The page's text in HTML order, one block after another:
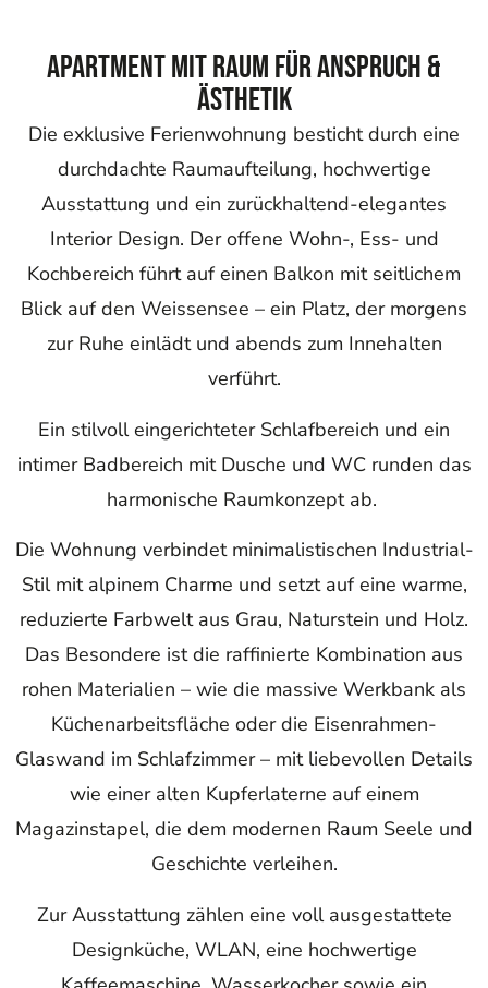
Apartment mit Raum für Anspruch &
Ästhetik
Die exklusive Ferienwohnung besticht durch eine
durchdachte Raumaufteilung, hochwertige
Ausstattung und ein zurückhaltend-elegantes
Interior Design. Der offene Wohn-, Ess- und
Kochbereich führt auf einen Balkon mit seitlichem
Blick auf den Weissensee – ein Platz, der morgens
zur Ruhe einlädt und abends zum Innehalten
verführt.
Ein stilvoll eingerichteter Schlafbereich und ein
intimer Badbereich mit Dusche und WC runden das
harmonische Raumkonzept ab.
Die Wohnung verbindet minimalistischen Industrial-
Stil mit alpinem Charme und setzt auf eine warme,
reduzierte Farbwelt aus Grau, Naturstein und Holz.
Das Besondere ist die raffinierte Kombination aus
rohen Materialien – wie die massive Werkbank als
Küchenarbeitsfläche oder die Eisenrahmen-
Glaswand im Schlafzimmer – mit liebevollen Details
wie einer alten Kupferlaterne auf einem
Magazinstapel, die dem modernen Raum Seele und
Geschichte verleihen.
Zur Ausstattung zählen eine voll ausgestattete
Designküche, WLAN, eine hochwertige